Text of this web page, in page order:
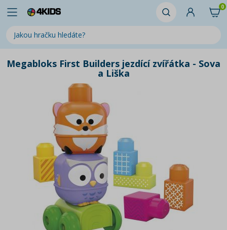
0
Megabloks First Builders jezdící zvířátka - Sova
a Liška